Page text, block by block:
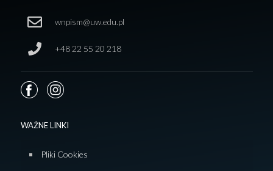
wnpism@uw.edu.pl
+48 22 55 20 218
WAŻNE LINKI
Pliki Cookies